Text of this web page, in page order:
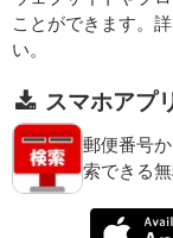
ことができます。
い。
スマホアプ
郵便番号
索できる無